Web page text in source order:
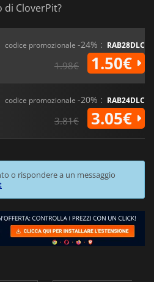
di CloverPit?
codice promozionale -24% : RAB28DLC
1.98€ 1.50€
codice promozionale -20% : RAB24DLC
3.81€ 3.05€
o rispondere a un messaggio